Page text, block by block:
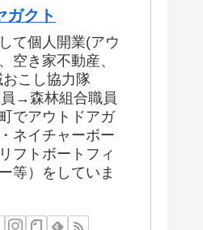
ガクト
て個人開業(アウ
空き家不動産、
こし協力隊
→森林組合職員
でアウトドアガ
ネイチャーボー
フトボートフィ
等）をしていま